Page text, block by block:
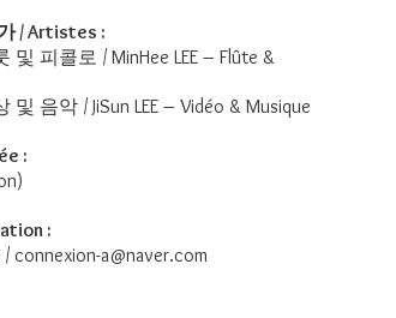
/ Artistes :
및 피콜로 / MinHee LEE – Flûte &
음악 / JiSun LEE – Vidéo & Musique
:
:
/ connexion-a@naver.com